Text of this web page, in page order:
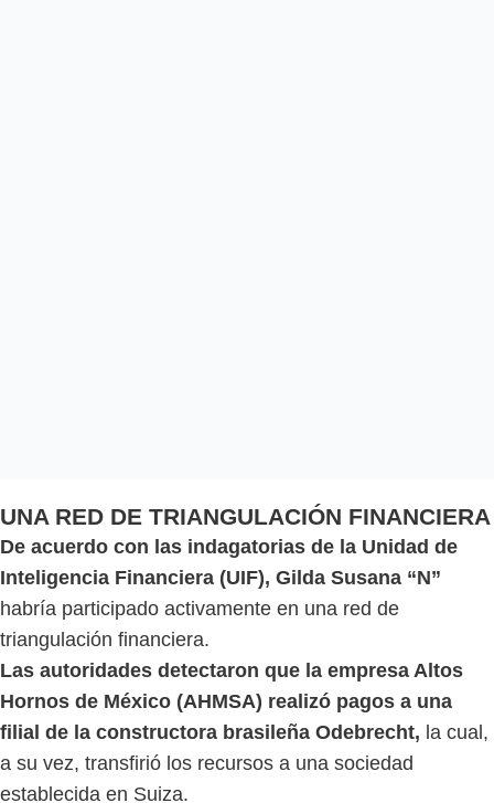
UNA RED DE TRIANGULACIÓN FINANCIERA
De acuerdo con las indagatorias de la Unidad de
Inteligencia Financiera (UIF), Gilda Susana “N”
habría participado activamente en una red de
triangulación financiera.
Las autoridades detectaron que la empresa Altos
Hornos de México (AHMSA) realizó pagos a una
filial de la constructora brasileña Odebrecht, la cual,
a su vez, transfirió los recursos a una sociedad
establecida en Suiza.